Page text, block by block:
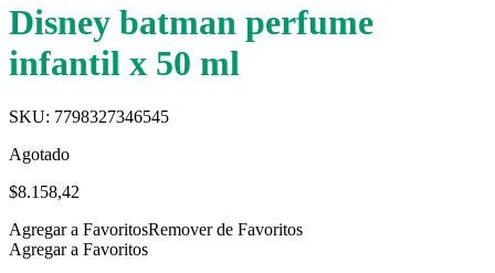
Disney batman perfume
infantil x 50 ml
SKU: 7798327346545
Agotado
$8.158,42
Agregar a FavoritosRemover de Favoritos
Agregar a Favoritos